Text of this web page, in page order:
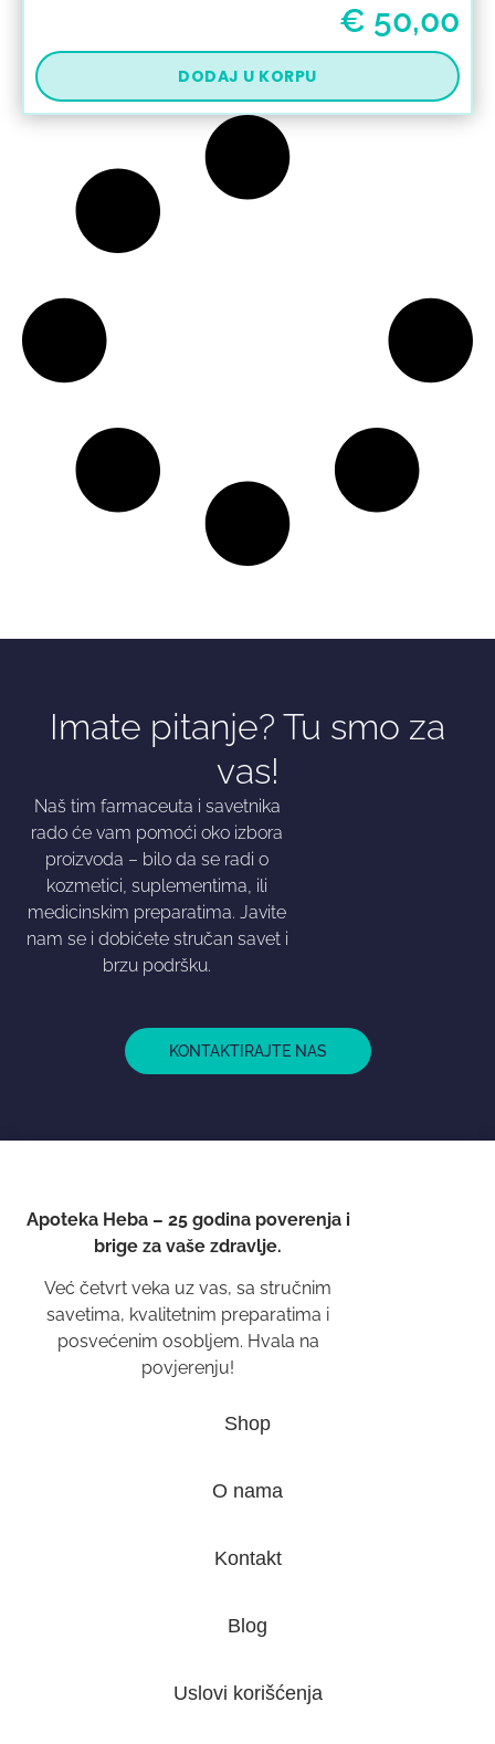
€ 50,00
DODAJ U KORPU
Imate pitanje? Tu smo za
vas!
Naš tim farmaceuta i savetnika
rado će vam pomoći oko izbora
proizvoda – bilo da se radi o
kozmetici, suplementima, ili
medicinskim preparatima. Javite
nam se i dobićete stručan savet i
brzu podršku.
KONTAKTIRAJTE NAS
Apoteka Heba – 25 godina poverenja i
brige za vaše zdravlje.
Već četvrt veka uz vas, sa stručnim
savetima, kvalitetnim preparatima i
posvećenim osobljem. Hvala na
povjerenju!
Shop
O nama
Kontakt
Blog
Uslovi korišćenja